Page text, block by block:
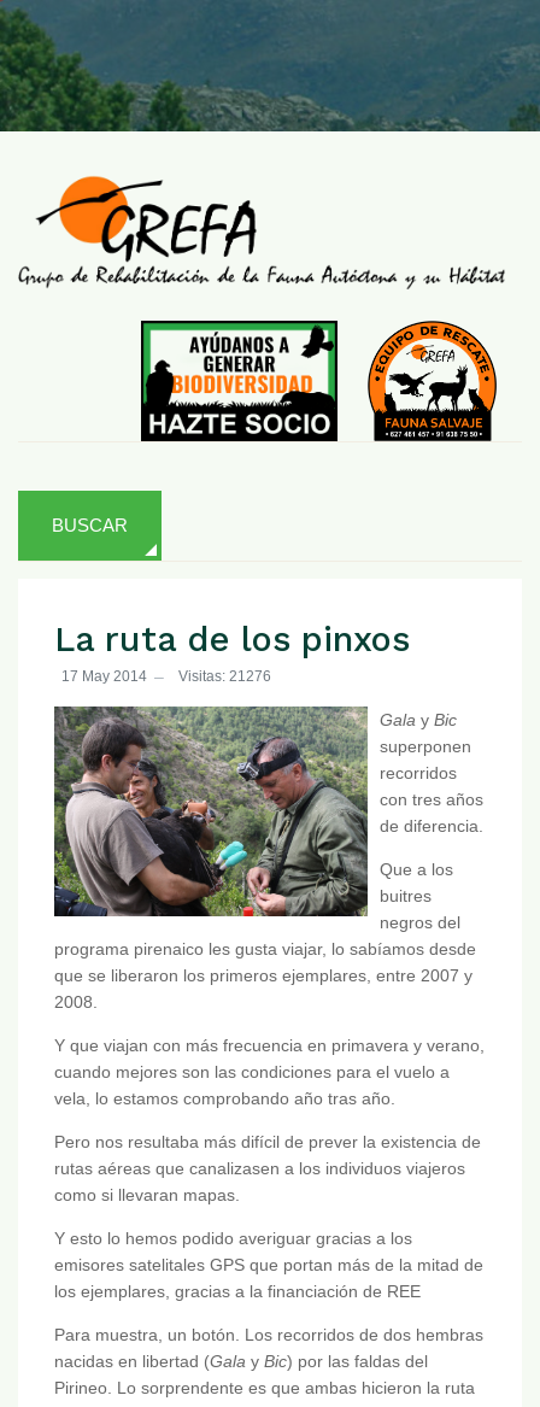
BUSCAR
La ruta de los pinxos
17 May 2014 Visitas: 21276
Gala y Bic
superponen
recorridos
con tres años
de diferencia.
Que a los
buitres
negros del
programa pirenaico les gusta viajar, lo sabíamos desde
que se liberaron los primeros ejemplares, entre 2007 y
2008.
Y que viajan con más frecuencia en primavera y verano,
cuando mejores son las condiciones para el vuelo a
vela, lo estamos comprobando año tras año.
Pero nos resultaba más difícil de prever la existencia de
rutas aéreas que canalizasen a los individuos viajeros
como si llevaran mapas.
Y esto lo hemos podido averiguar gracias a los
emisores satelitales GPS que portan más de la mitad de
los ejemplares, gracias a la financiación de REE
Para muestra, un botón. Los recorridos de dos hembras
nacidas en libertad (Gala y Bic) por las faldas del
Pirineo. Lo sorprendente es que ambas hicieron la ruta